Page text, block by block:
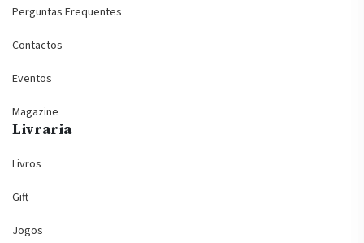
Perguntas Frequentes
Contactos
Eventos
Magazine
Livraria
Livros
Gift
Jogos